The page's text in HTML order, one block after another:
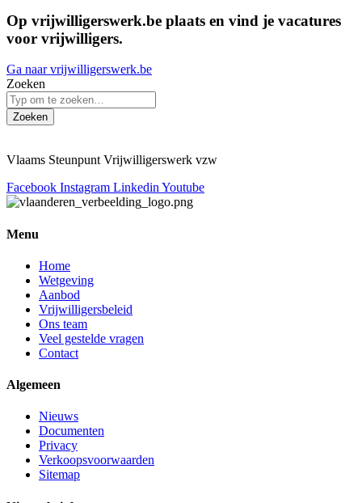
Op vrijwilligerswerk.be plaats en vind je vacatures
voor vrijwilligers.
Ga naar vrijwilligerswerk.be
Zoeken
Zoeken
Vlaams Steunpunt Vrijwilligerswerk vzw
Facebook Instagram Linkedin Youtube
Menu
Home
Wetgeving
Aanbod
Vrijwilligersbeleid
Ons team
Veel gestelde vragen
Contact
Algemeen
Nieuws
Documenten
Privacy
Verkoopsvoorwaarden
Sitemap